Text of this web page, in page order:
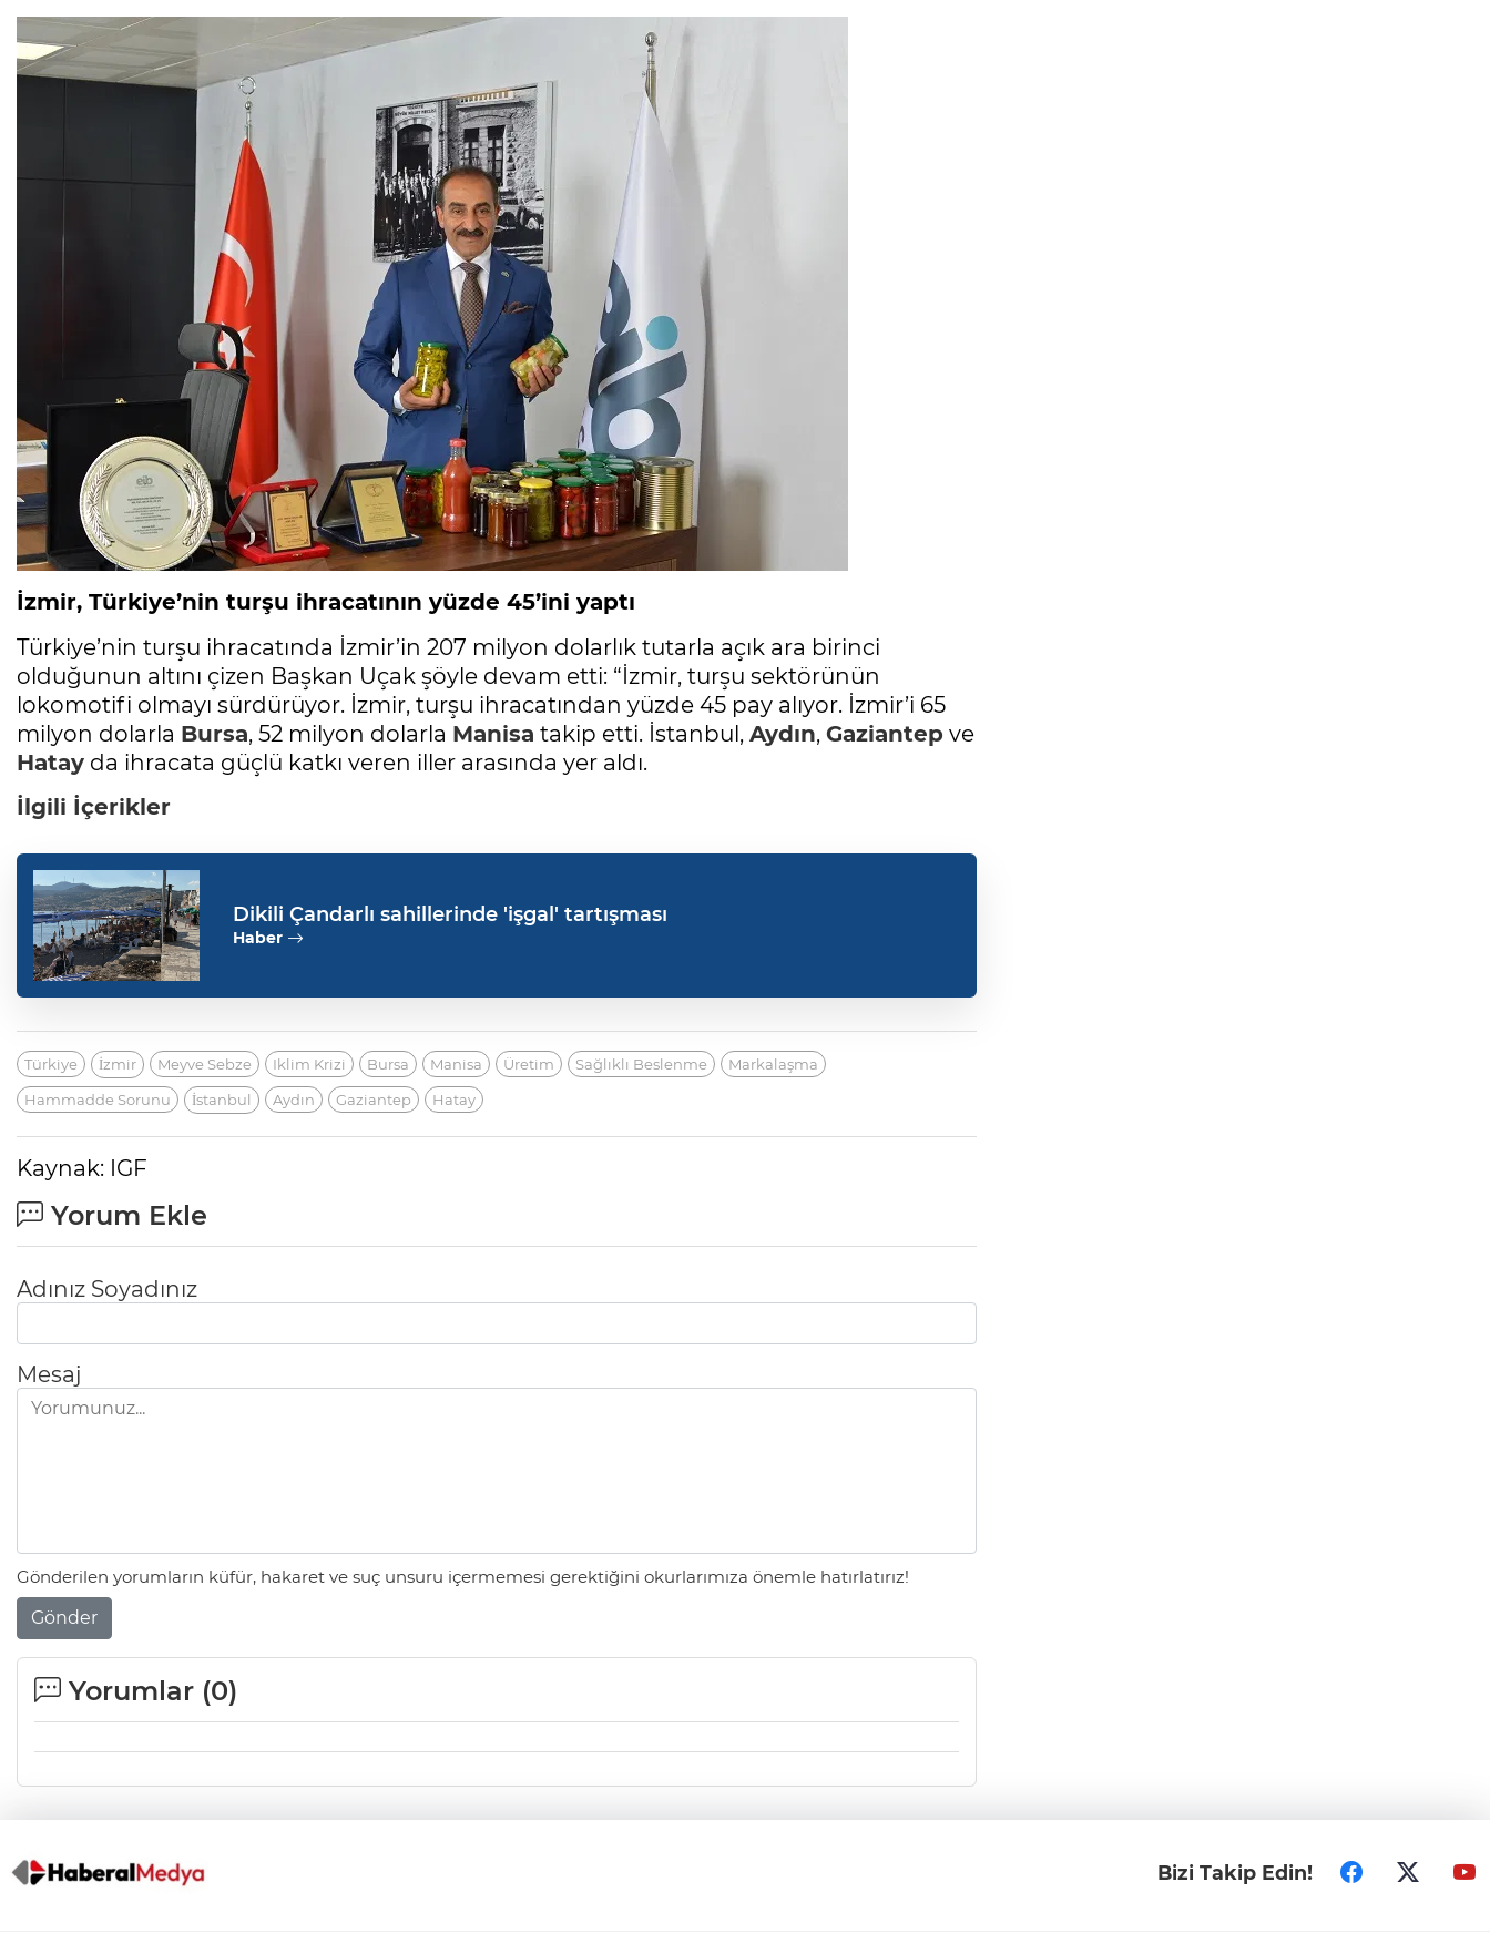
İzmir, Türkiye’nin turşu ihracatının yüzde 45’ini yaptı
Türkiye’nin turşu ihracatında İzmir’in 207 milyon dolarlık tutarla açık ara birinci
olduğunun altını çizen Başkan Uçak şöyle devam etti: “İzmir, turşu sektörünün
lokomotifi olmayı sürdürüyor. İzmir, turşu ihracatından yüzde 45 pay alıyor. İzmir’i 65
milyon dolarla Bursa, 52 milyon dolarla Manisa takip etti. İstanbul, Aydın, Gaziantep ve
Hatay da ihracata güçlü katkı veren iller arasında yer aldı.
İlgili İçerikler
Dikili Çandarlı sahillerinde 'işgal' tartışması
Haber
Türkiye İzmir Meyve Sebze Iklim Krizi Bursa Manisa Üretim Sağlıklı Beslenme
Markalaşma
Hammadde Sorunu
İstanbul Aydın Gaziantep Hatay
Kaynak: IGF
Yorum Ekle
Adınız Soyadınız
Mesaj
Gönderilen yorumların küfür, hakaret ve suç unsuru içermemesi gerektiğini okurlarımıza önemle hatırlatırız!
Gönder
Yorumlar (0)
Bizi Takip Edin!